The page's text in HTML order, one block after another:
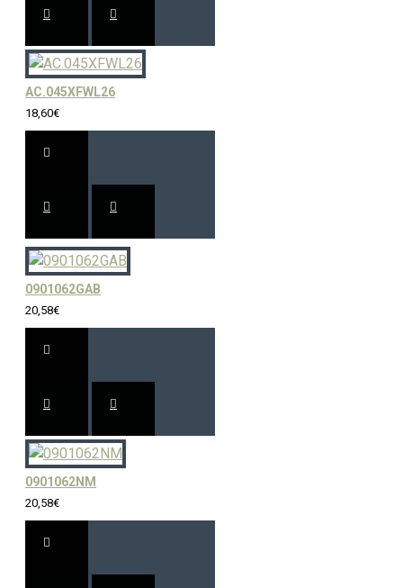
AC.045XFWL26
18,60€
0901062GAB
20,58€
0901062NM
20,58€